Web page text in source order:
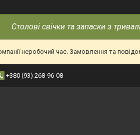
Столові свічки та запаски з
неробочий час. Замовлення та
+380 (93) 268-96-08